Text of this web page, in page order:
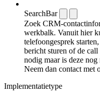
SearchBar
Zoek CRM-
werkbalk. Vanuit hier
telefoongesprek
bericht sturen of de
nodig maar is deze
Neem dan contact met
Implementatietype